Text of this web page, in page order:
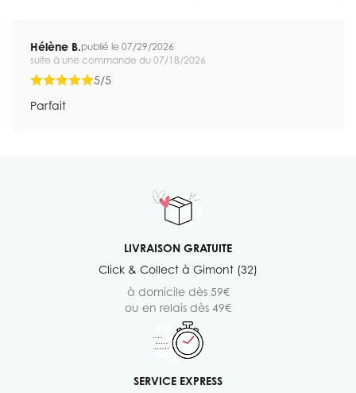
Hélène B.publié le 07/29/2026
suite à une commande du 07/18/2026
5/5
Parfait
LIVRAISON GRATUITE
Click & Collect à Gimont (32)
à domicile dès 59€
ou en relais dès 49€
SERVICE EXPRESS